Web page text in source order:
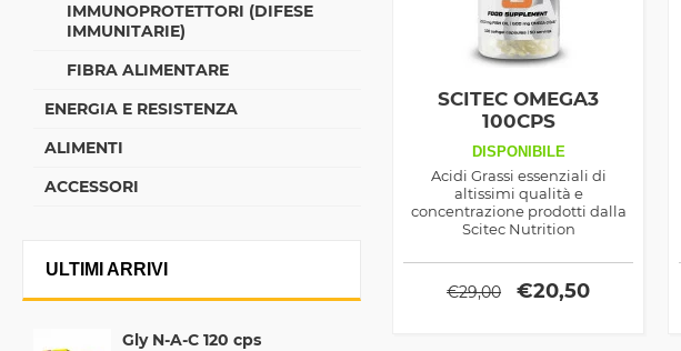
IMMUNOPROTETTORI (DIFESE
IMMUNITARIE)
FIBRA ALIMENTARE
ENERGIA E RESISTENZA
ALIMENTI
ACCESSORI
ULTIMI ARRIVI
Gly N-A-C 120 cps
SCITEC OMEGA3
100CPS
DISPONIBILE
Acidi Grassi essenziali di
altissimi qualità e
concentrazione prodotti dalla
Scitec Nutrition
€29,00 €20,50